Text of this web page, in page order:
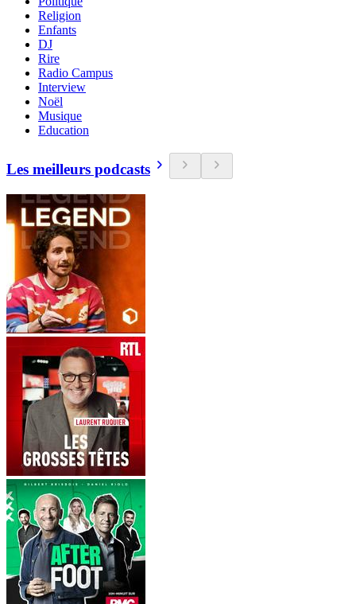
Religion
Enfants
DJ
Rire
Radio Campus
Interview
Noël
Musique
Education
Les meilleurs podcasts